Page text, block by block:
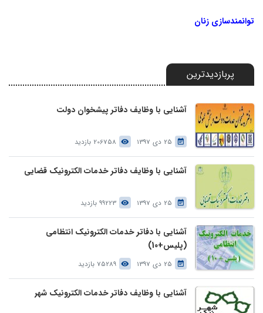
توانمندسازی زنان
پربازدیدترین
آشنایی با وظایف دفاتر پیشخوان دولت
25 دی 1397 206758 بازدید
آشنایی با وظایف دفاتر خدمات الکترونیک قضایی
25 دی 1397 99223 بازدید
آشنایی با دفاتر خدمات الکترونیک انتظامی
(پلیس+10)
25 دی 1397 75289 بازدید
آشنایی با وظایف دفاتر خدمات الکترونیک شهر